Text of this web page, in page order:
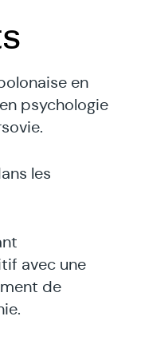
en
psychologie
les
avec une
de